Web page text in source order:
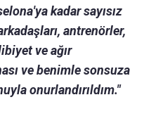
kadar sayısız
antrenörler,
ve ağır
ve benimle sonsuza
onurlandırıldım."